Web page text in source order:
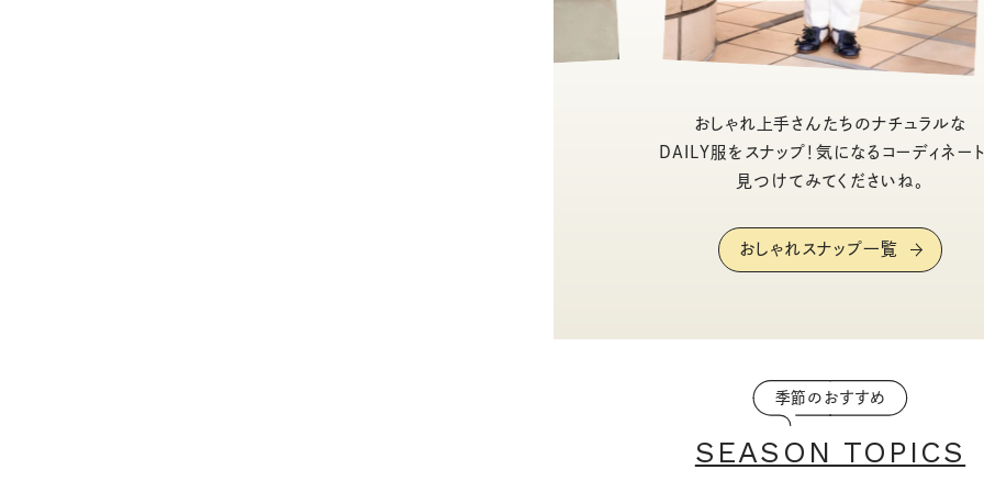
おしゃれ上手さんたちのナチュラルな
DAILY服をスナップ！気になるコーディネー
見つけてみてくださいね。
おしゃれスナップ一覧
季節のおすすめ
SEASON TOPICS